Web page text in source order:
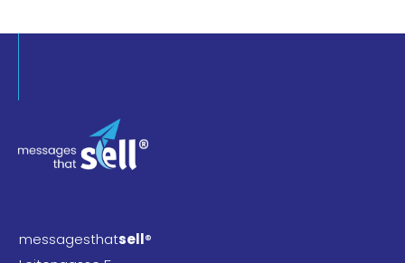
messagesthatsell®